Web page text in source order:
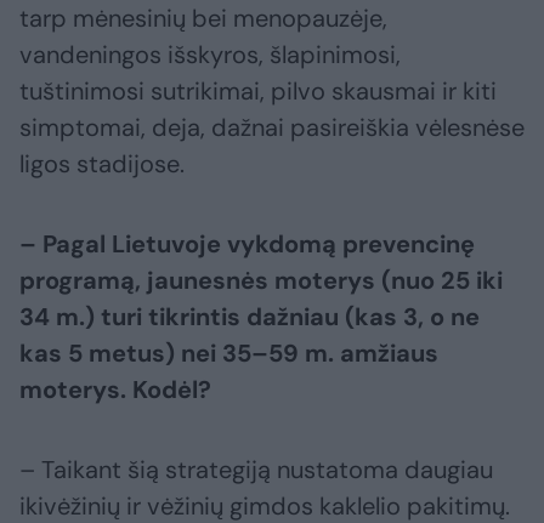
tarp mėnesinių bei menopauzėje,
vandeningos išskyros, šlapinimosi,
tuštinimosi sutrikimai, pilvo skausmai ir kiti
simptomai, deja, dažnai pasireiškia vėlesnėse
ligos stadijose.
– Pagal Lietuvoje vykdomą prevencinę
programą, jaunesnės moterys (nuo 25 iki
34 m.) turi tikrintis dažniau (kas 3, o ne
kas 5 metus) nei 35–59 m. amžiaus
moterys. Kodėl?
– Taikant šią strategiją nustatoma daugiau
ikivėžinių ir vėžinių gimdos kaklelio pakitimų.